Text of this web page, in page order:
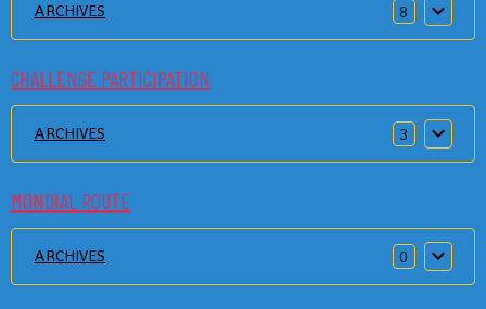
ARCHIVES 8
CHALLENGE PARTICIPATION
ARCHIVES 3
MONDIAL ROUTE
ARCHIVES 0